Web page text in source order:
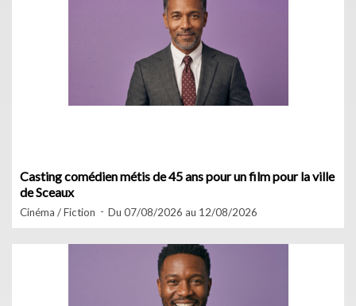
Casting comédien métis de 45 ans pour un film pour la ville
de Sceaux
Cinéma / Fiction Du 07/08/2026 au 12/08/2026